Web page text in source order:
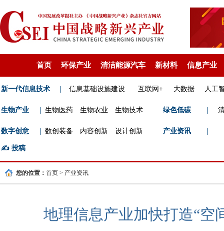
首页 环保产业 清洁能源汽车 新材料 信息产业
新一代信息技术 信息基础设施建设 互联网+ 大数据 人工
生物产业 生物医药 生物农业 生物技术 绿色低碳
数字创意 数创装备 内容创新 设计创新 产业资讯
✍️ 投稿
您的位置： 首页 > 产业资讯
地理信息产业加快打造“空